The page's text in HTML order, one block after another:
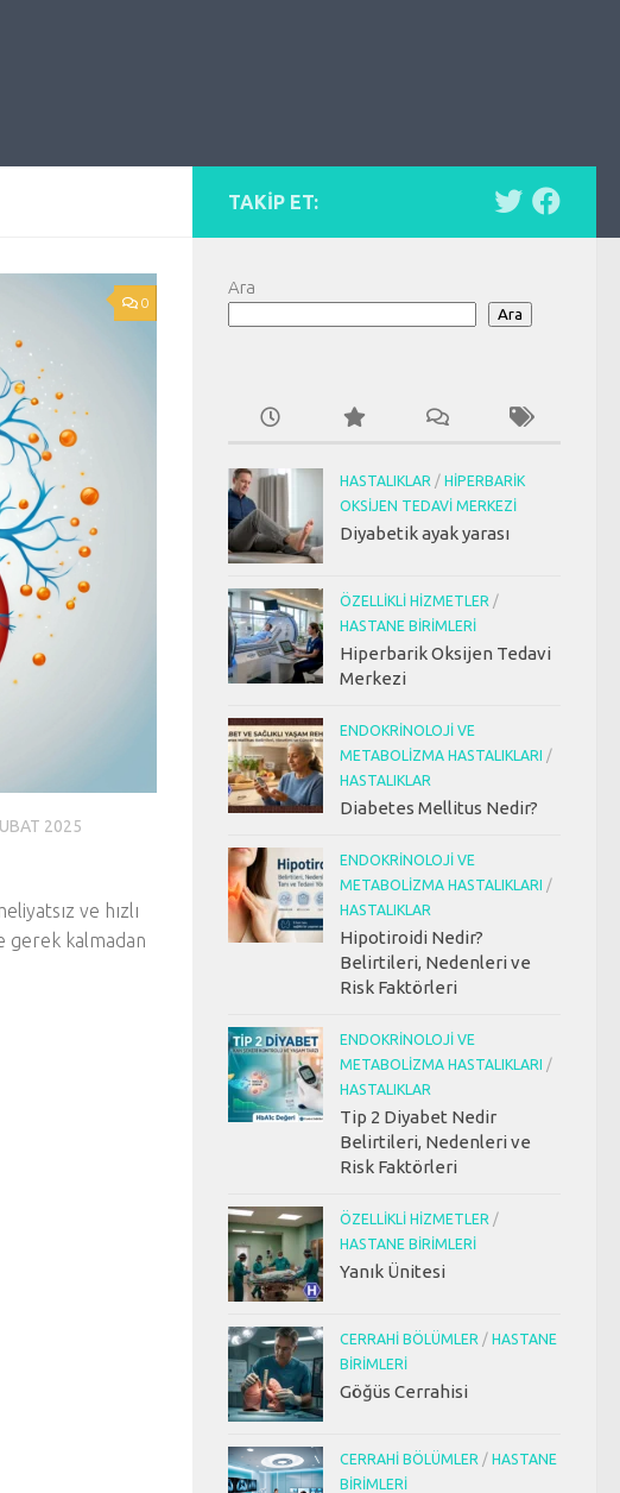
0
2025
ve hızlı
gerek kalmadan
TAKIP ET:
Ara
Ara
HASTALIKLAR / HIPERBARIK
OKSIJEN TEDAVI MERKEZI
Diyabetik ayak yarası
ÖZELLIKLI HIZMETLER /
HASTANE BIRIMLERI
Hiperbarik Oksijen Tedavi
Merkezi
ENDOKRINOLOJI VE
METABOLIZMA HASTALIKLARI /
HASTALIKLAR
Diabetes Mellitus Nedir?
ENDOKRINOLOJI VE
METABOLIZMA HASTALIKLARI /
HASTALIKLAR
Hipotiroidi Nedir?
Belirtileri, Nedenleri ve
Risk Faktörleri
ENDOKRINOLOJI VE
METABOLIZMA HASTALIKLARI /
HASTALIKLAR
Tip 2 Diyabet Nedir
Belirtileri, Nedenleri ve
Risk Faktörleri
ÖZELLIKLI HIZMETLER /
HASTANE BIRIMLERI
Yanık Ünitesi
CERRAHI BÖLÜMLER / HASTANE
BIRIMLERI
Göğüs Cerrahisi
CERRAHI BÖLÜMLER / HASTANE
BIRIMLERI